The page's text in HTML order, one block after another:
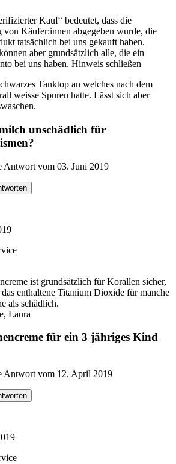
Kauf“ bedeutet, dass die
von Käufer:innen abgegeben wurde, die
tatsächlich bei uns gekauft haben.
aber grundsätzlich alle, die ein
bei uns haben. Hinweis schließen
Tanktop an welches nach dem
weisse Spuren hatte. Lässt sich aber
unschädlich für
Antwort vom 03. Juni 2019
ist grundsätzlich für Korallen sicher,
enthaltene Titanium Dioxide für manche
als schädlich.
Laura
für ein 3 jähriges Kind
Antwort vom 12. April 2019